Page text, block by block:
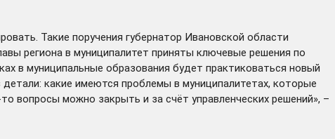
Такие поручения губернатор Ивановской области
региона в муниципалитет приняты ключевые решения по
в муниципальные образования будет практиковаться новый
какие имеются проблемы в муниципалитетах, которые
вопросы можно закрыть и за счёт управленческих решений», –